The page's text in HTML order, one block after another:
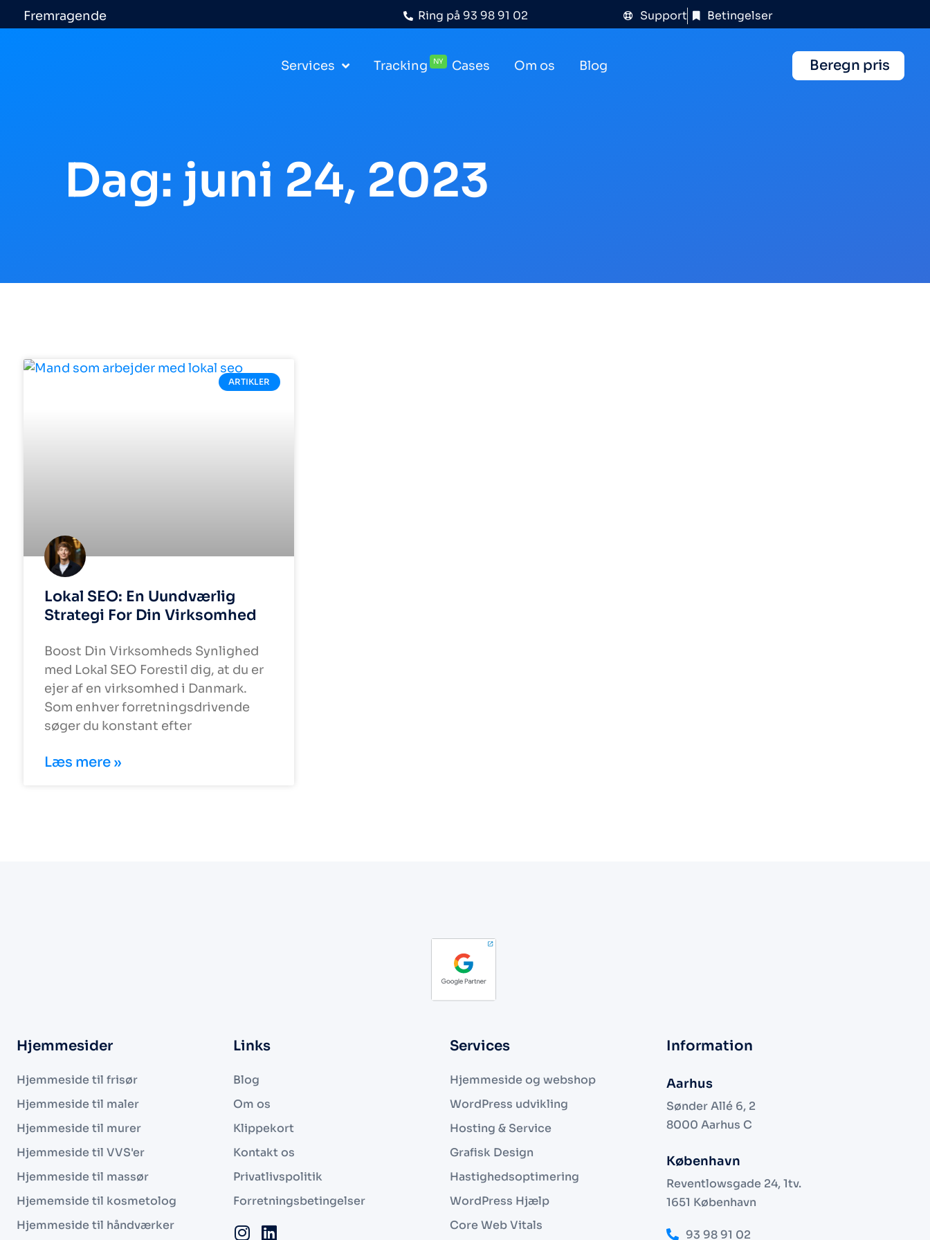
Fremragende Ring på 93 98 91 02 Support Betingelser
Services Tracking NY Cases Om os Blog Beregn pris
Dag: juni 24, 2023
ARTIKLER
Lokal SEO: En Uundværlig
Strategi For Din Virksomhed
Boost Din Virksomheds Synlighed
med Lokal SEO Forestil dig, at du er
ejer af en virksomhed i Danmark.
Som enhver forretningsdrivende
søger du konstant efter
Læs mere »
Hjemmesider
Hjemmeside til frisør
Hjemmeside til maler
Hjemmeside til murer
Hjemmeside til VVS'er
Hjemmeside til massør
Hjememside til kosmetolog
Hjemmeside til håndværker
Links
Blog
Om os
Klippekort
Kontakt os
Privatlivspolitik
Forretningsbetingelser
Services
Hjemmeside og webshop
WordPress udvikling
Hosting & Service
Grafisk Design
Hastighedsoptimering
WordPress Hjælp
Core Web Vitals
Information
Aarhus
Sønder Allé 6, 2
8000 Aarhus C
København
Reventlowsgade 24, 1tv.
1651 København
93 98 91 02